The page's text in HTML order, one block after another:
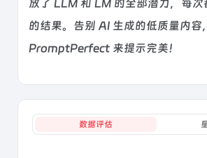
放了 LLM 和 LM 的全部潜力，每次
的结果。告别 AI 生成的低质量内容
PromptPerfect 来提示完美！
数据评估